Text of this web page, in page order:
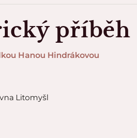
Hanou Hindrákovou
příběh
Litomyšl